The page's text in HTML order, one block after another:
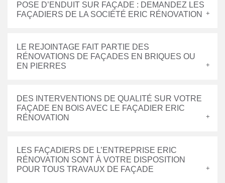
POSE D’ENDUIT SUR FAÇADE : DEMANDEZ LES
FAÇADIERS DE LA SOCIÉTÉ ERIC RÉNOVATION
LE REJOINTAGE FAIT PARTIE DES
RÉNOVATIONS DE FAÇADES EN BRIQUES OU
EN PIERRES
DES INTERVENTIONS DE QUALITÉ SUR VOTRE
FAÇADE EN BOIS AVEC LE FAÇADIER ERIC
RÉNOVATION
LES FAÇADIERS DE L’ENTREPRISE ERIC
RÉNOVATION SONT À VOTRE DISPOSITION
POUR TOUS TRAVAUX DE FAÇADE